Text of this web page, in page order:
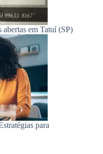
abertas em Tatuí (SP)
para